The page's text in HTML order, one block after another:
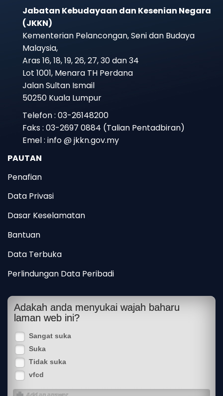
Jabatan Kebudayaan dan Kesenian Negara
(JKKN)
Kementerian Pelancongan, Seni dan Budaya
Malaysia,
Aras 16, 18, 19, 26, 27, 30 dan 34
Lot 1001, Menara TH Perdana
Jalan Sultan Ismail
50250 Kuala Lumpur
Telefon : 03-26148200
Faks : 03-2697 0884 (Talian Pentadbiran)
Emel : info @ jkkn.gov.my
PAUTAN
Penafian
Data Privasi
Dasar Keselamatan
Bantuan
Data Terbuka
Perlindungan Data Peribadi
Adakah anda menyukai wajah baharu
laman web ini?
Sangat suka
Suka
Tidak suka
vfcd